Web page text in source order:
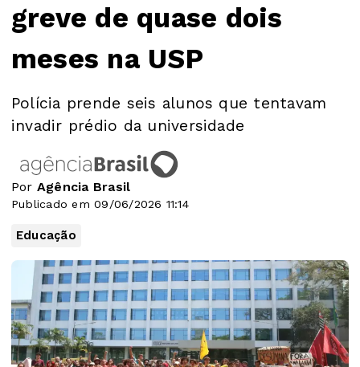
greve de quase dois
meses na USP
Polícia prende seis alunos que tentavam
invadir prédio da universidade
Por Agência Brasil
Publicado em 09/06/2026 11:14
Educação